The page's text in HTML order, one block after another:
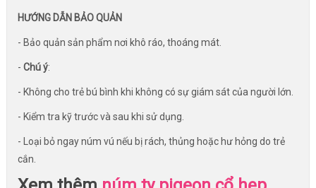
HƯỚNG DẪN BẢO QUẢN
- Bảo quản sản phẩm nơi khô ráo, thoáng mát.
- Chú ý:
- Không cho trẻ bú bình khi không có sự giám sát của người lớn.
- Kiểm tra kỹ trước và sau khi sử dụng.
- Loại bỏ ngay núm vú nếu bị rách, thủng hoặc hư hỏng do trẻ
cắn.